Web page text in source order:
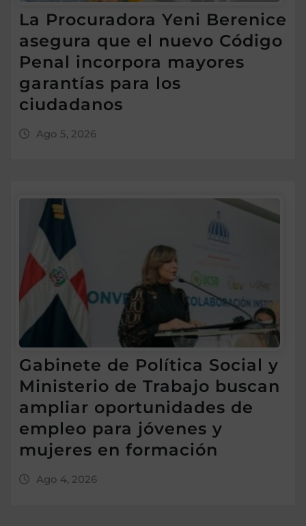
La Procuradora Yeni Berenice
asegura que el nuevo Código
Penal incorpora mayores
garantías para los
ciudadanos
Ago 5, 2026
Gabinete de Política Social y
Ministerio de Trabajo buscan
ampliar oportunidades de
empleo para jóvenes y
mujeres en formación
Ago 4, 2026